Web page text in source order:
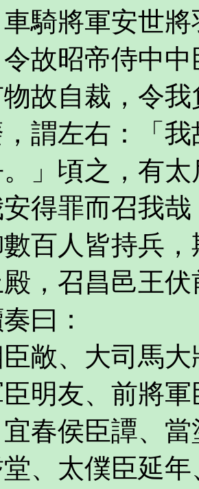
騎將軍安世
故昭帝侍中
故自裁，令
謂左右：「
」頃之，有
得罪而召我
百人皆持兵
，召昌邑王
曰：
、大司馬大
明友、前將
春侯臣譚、
、太僕臣延